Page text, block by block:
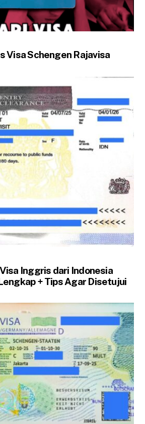
Visa Schengen Rajavisa
Inggris dari Indonesia
+ Tips Agar Disetujui